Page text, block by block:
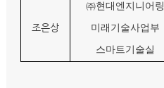
조은상
㈜현대엔지니어링
미래기술사업부
스마트기술실